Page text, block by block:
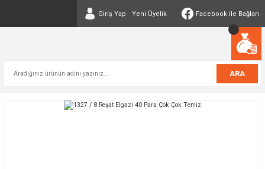
Giriş Yap Yeni Üyelik Facebook ile Bağlan
ARA